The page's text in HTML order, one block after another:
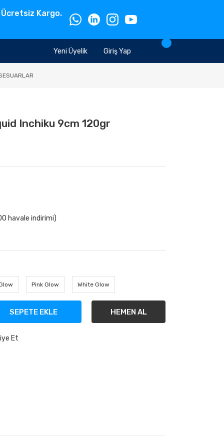
Kargo.
Giriş Yap
Yeni Üyelik
Inchiku 9cm 120gr
havale indirimi)
Pink Glow White Glow
SEPETE EKLE HEMEN AL
Et